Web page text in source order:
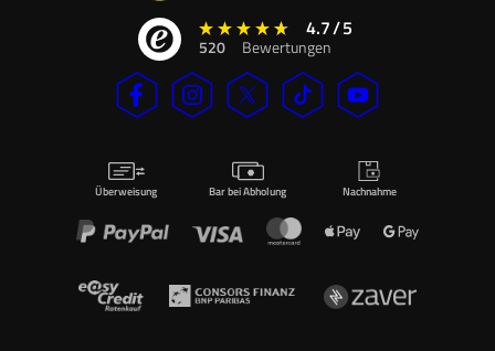
4.7/5
520 Bewertungen
Überweisung Bar bei Abholung Nachnahme